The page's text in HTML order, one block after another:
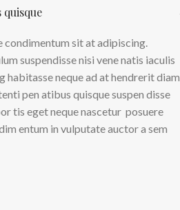
condimentum sit at adipiscing.
suspendisse nisi vene natis iaculis
habitasse neque ad at hendrerit diam
pen atibus quisque suspen disse
tis eget neque nascetur posuere
entum in vulputate auctor a sem